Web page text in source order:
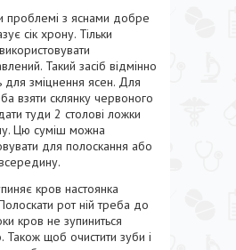
проблемі з яснами добре
сік хрону. Тільки
Такий засіб відмінно
для зміцнення ясен. Для
взяти склянку червоного
туди 2 столові ложки
Цю суміш можна
для полоскання або
кров настоянка
рот ній треба до
кров не зупиниться
Також щоб очистити зуби і